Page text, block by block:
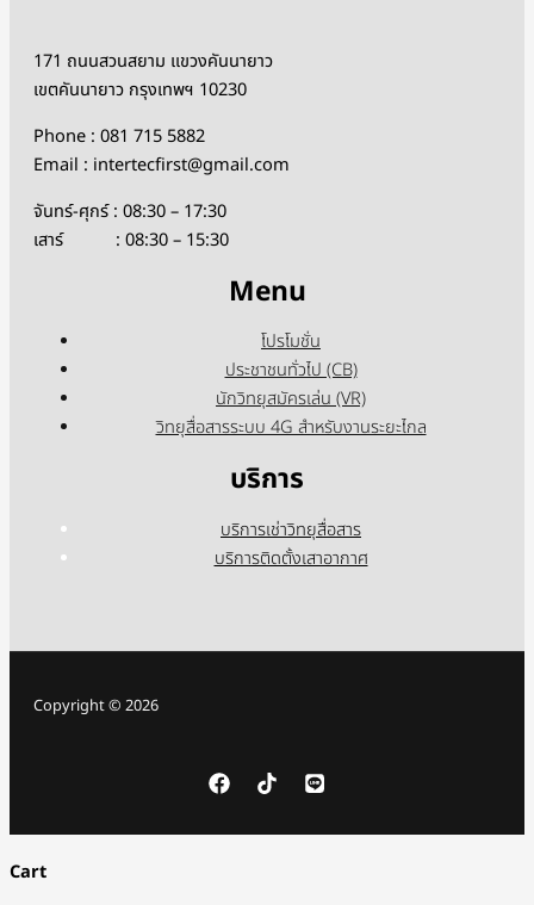
171 ถนนสวนสยาม แขวงคันนายาว
เขตคันนายาว กรุงเทพฯ 10230
Phone : 081 715 5882
Email : intertecfirst@gmail.com
จันทร์-ศุกร์ : 08:30 – 17:30
เสาร์ : 08:30 – 15:30
Menu
โปรโมชั่น
ประชาชนทั่วไป (CB)
นักวิทยุสมัครเล่น (VR)
วิทยุสื่อสารระบบ 4G สำหรับงานระยะไกล
บริการ
บริการเช่าวิทยุสื่อสาร
บริการติดตั้งเสาอากาศ
Copyright © 2026
Cart